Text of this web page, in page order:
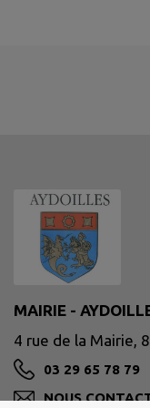
MAIRIE -
4 rue de la Mairie,
03 29 65 78 79
NOUS